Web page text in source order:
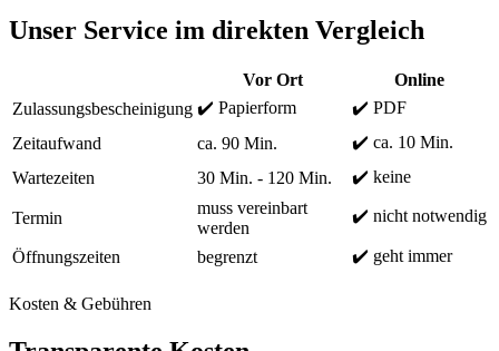
Unser Service im direkten Vergleich
Vor Ort
Online
Zulassungsbescheinigung ✔️ Papierform
✔️ PDF
Zeitaufwand
ca. 90 Min.
✔️ ca. 10 Min.
Wartezeiten
30 Min. - 120 Min. ✔️ keine
Termin
muss vereinbart
werden
✔️ nicht notwendig
Öffnungszeiten begrenzt ✔️ geht immer
Kosten & Gebühren